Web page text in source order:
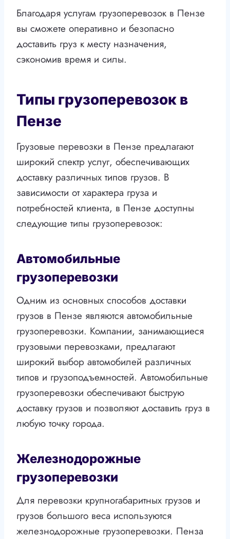
Благодаря услугам грузоперевозок в Пензе
вы сможете оперативно и безопасно
доставить груз к месту назначения,
сэкономив время и силы.
Типы грузоперевозок в
Пензе
Грузовые перевозки в Пензе предлагают
широкий спектр услуг, обеспечивающих
доставку различных типов грузов. В
зависимости от характера груза и
потребностей клиента, в Пензе доступны
следующие типы грузоперевозок:
Автомобильные
грузоперевозки
Одним из основных способов доставки
грузов в Пензе являются автомобильные
грузоперевозки. Компании, занимающиеся
грузовыми перевозками, предлагают
широкий выбор автомобилей различных
типов и грузоподъемностей. Автомобильные
грузоперевозки обеспечивают быструю
доставку грузов и позволяют доставить груз в
любую точку города.
Железнодорожные
грузоперевозки
Для перевозки крупногабаритных грузов и
грузов большого веса используются
железнодорожные грузоперевозки. Пенза